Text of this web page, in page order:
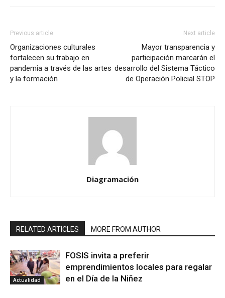
Previous article
Organizaciones culturales
fortalecen su trabajo en
pandemia a través de las artes
y la formación
Next article
Mayor transparencia y
participación marcarán el
desarrollo del Sistema Táctico
de Operación Policial STOP
Diagramación
RELATED ARTICLES MORE FROM AUTHOR
Actualidad
FOSIS invita a preferir
emprendimientos locales para regalar
en el Día de la Niñez